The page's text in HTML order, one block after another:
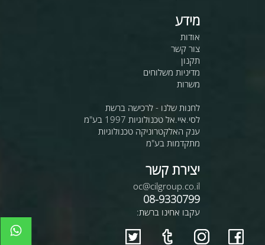
מידע
אודות
צור קשר
תקנון
מדיניות משלוחים
משרות
לחנות שלנו - לרכישה ברשת
לסי.איי.אל טכנולוגיות 1997 בע"מ
ענק האלקטרוניקה טכנולוגיות
מתקדמות בע"מ
יצירת קשר
oc@cilgroup.co.il
08-9330799
עקבו אחינו ברשת: